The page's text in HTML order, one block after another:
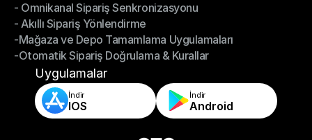
Omnichannel Yönetimi
- Omnikanal Sipariş Senkronizasyonu
- Omnikanal Sipariş Senkronizasyonu
- Akıllı Sipariş Yönlendirme
- Akıllı Sipariş Yönlendirme
-Mağaza ve Depo Tamamlama Uygulamaları
-Mağaza ve Depo Tamamlama Uygulamaları
-Otomatik Sipariş Doğrulama & Kurallar
-Otomatik Sipariş Doğrulama & Kurallar
Uygulamalar
İndir
IOS
İndir
Android